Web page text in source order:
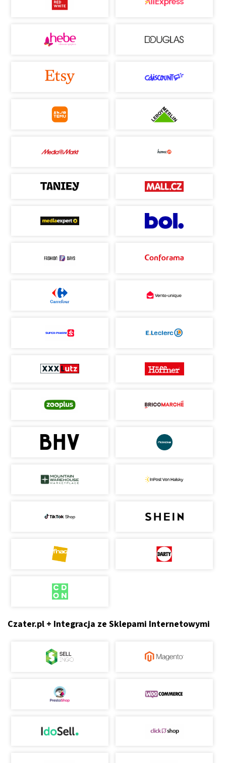
Czater.pl + Integracja ze Sklepami Internetowymi